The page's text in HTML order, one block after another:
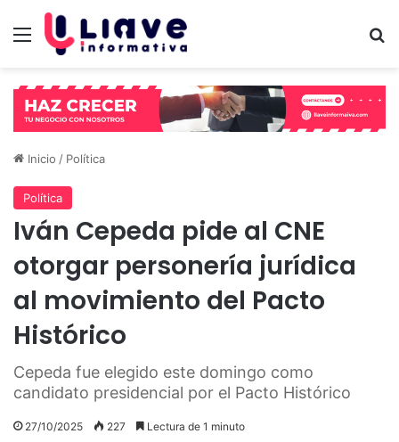
Menú
Inicio / Política
Política
Iván Cepeda pide al CNE
otorgar personería jurídica
al movimiento del Pacto
Histórico
Cepeda fue elegido este domingo como
candidato presidencial por el Pacto Histórico
27/10/2025 227 Lectura de 1 minuto